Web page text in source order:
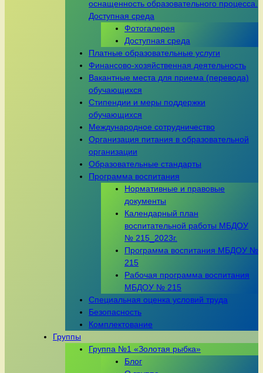
оснащенность образовательного процесса.
Доступная среда
Фотогалерея
Доступная среда
Платные образовательные услуги
Финансово-хозяйственная деятельность
Вакантные места для приема (перевода)
обучающихся
Стипендии и меры поддержки
обучающихся
Международное сотрудничество
Организация питания в образовательной
организации
Образовательные стандарты
Программа воспитания
Нормативные и правовые
документы
Календарный план
воспитательной работы МБДОУ
№ 215_2023г.
Программа воспитания МБДОУ №
215
Рабочая программа воспитания
МБДОУ № 215
Специальная оценка условий труда
Безопасность
Комплектование
Группы
Группа №1 «Золотая рыбка»
Блог